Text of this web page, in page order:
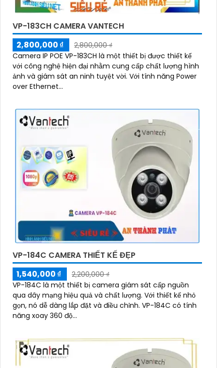
VP-183CH CAMERA VANTECH
2,800,000 ₫
2,800,000 ₫
Camera IP POE VP-183CH là một thiết bị được thiết kế
với công nghệ hiện đại nhằm cung cấp chất lượng hình
ảnh và giám sát an ninh tuyệt vời. Với tính năng Power
over Ethernet...
VP-184C CAMERA THIẾT KẾ ĐẸP
1,540,000 ₫
2,200,000 ₫
VP-184C là một thiết bị camera giám sát cấp nguồn
qua dây mạng hiệu quả và chất lượng. Với thiết kế nhỏ
gọn, nó dễ dàng lắp đặt và điều chỉnh. VP-184C có tính
năng xoay 360 độ...